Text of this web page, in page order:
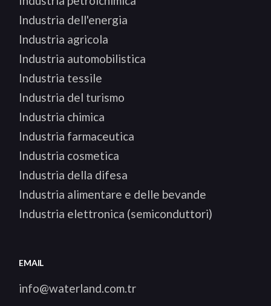
Industria dell'energia
Industria agricola
Industria automobilistica
Industria tessile
Industria del turismo
Industria chimica
Industria farmaceutica
Industria cosmetica
Industria della difesa
Industria alimentare e delle bevande
Industria elettronica (semiconduttori)
EMAIL
info@waterland.com.tr